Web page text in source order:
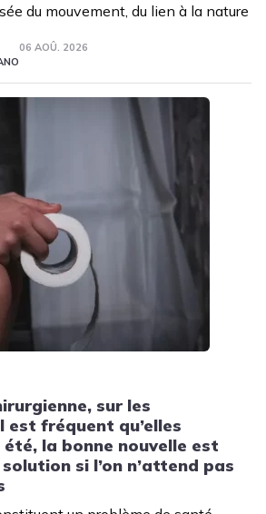
du mouvement, du lien à la nature
06 AOÛ. 2026
sur les
est fréquent qu’elles
été, la bonne nouvelle est
si l’on n’attend pas